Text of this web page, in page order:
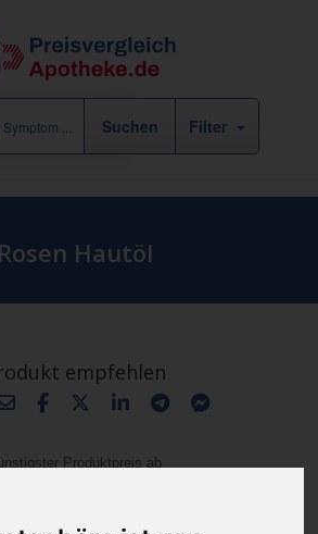
Filter
Rosen Hautöl
empfehlen
Produktpreis ab
€